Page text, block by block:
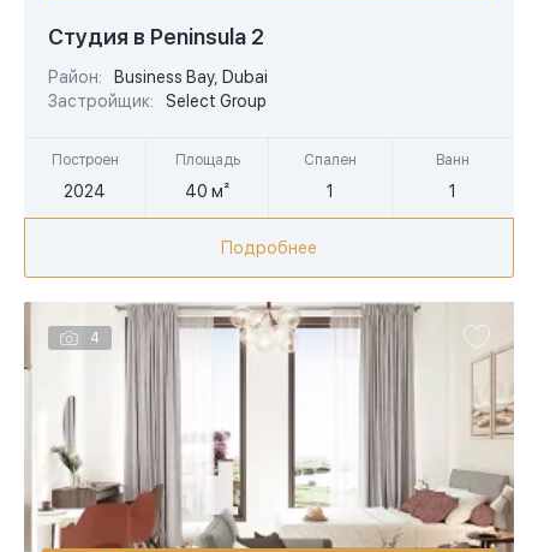
Студия в Peninsula 2
Район:
Business Bay, Dubai
Застройщик:
Select Group
Построен
2024
Площадь
40 м²
Спален
1
Ванн
1
Подробнее
4